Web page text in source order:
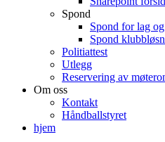
Spond
Spond for lag
Spond
Politiattest
Utlegg
Reservering av
Om oss
Kontakt
Håndballstyret
hjem